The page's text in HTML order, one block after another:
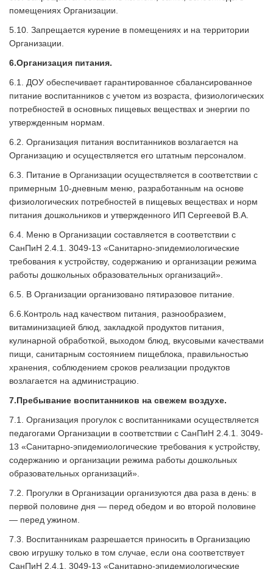
помещениях Организации.
5.10. Запрещается курение в помещениях и на территории
Организации.
6.Организация питания.
6.1. ДОУ обеспечивает гарантированное сбалансированное
питание воспитанников с учетом из возраста, физиологических
потребностей в основных пищевых веществах и энергии по
утвержденным нормам.
6.2. Организация питания воспитанников возлагается на
Организацию и осуществляется его штатным персоналом.
6.3. Питание в Организации осуществляется в соответствии с
примерным 10-дневным меню, разработанным на основе
физиологических потребностей в пищевых веществах и норм
питания дошкольников и утвержденного ИП Сергеевой В.А.
6.4. Меню в Организации составляется в соответствии с
СанПиН 2.4.1. 3049-13 «Санитарно-эпидемиологические
требования к устройству, содержанию и организации режима
работы дошкольных образовательных организаций».
6.5. В Организации организовано пятиразовое питание.
6.6.Контроль над качеством питания, разнообразием,
витаминизацией блюд, закладкой продуктов питания,
кулинарной обработкой, выходом блюд, вкусовыми качествами
пищи, санитарным состоянием пищеблока, правильностью
хранения, соблюдением сроков реализации продуктов
возлагается на администрацию.
7.Пребывание воспитанников на свежем воздухе.
7.1. Организация прогулок с воспитанниками осуществляется
педагогами Организации в соответствии с СанПиН 2.4.1. 3049-
13 «Санитарно-эпидемиологические требования к устройству,
содержанию и организации режима работы дошкольных
образовательных организаций».
7.2. Прогулки в Организации организуются два раза в день: в
первой половине дня — перед обедом и во второй половине
— перед ужином.
7.3. Воспитанникам разрешается приносить в Организацию
свою игрушку только в том случае, если она соответствует
СанПиН 2.4.1. 3049-13 «Санитарно-эпидемиологические